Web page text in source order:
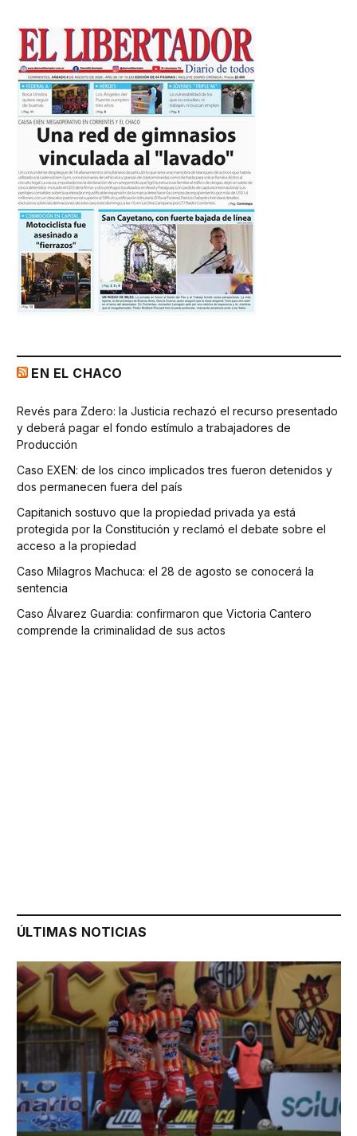
EN EL CHACO
Revés para Zdero: la Justicia rechazó el recurso presentado
y deberá pagar el fondo estímulo a trabajadores de
Producción
Caso EXEN: de los cinco implicados tres fueron detenidos y
dos permanecen fuera del país
Capitanich sostuvo que la propiedad privada ya está
protegida por la Constitución y reclamó el debate sobre el
acceso a la propiedad
Caso Milagros Machuca: el 28 de agosto se conocerá la
sentencia
Caso Álvarez Guardia: confirmaron que Victoria Cantero
comprende la criminalidad de sus actos
ÚLTIMAS NOTICIAS